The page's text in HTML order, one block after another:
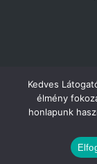
Kedves
élmény
honlapunk